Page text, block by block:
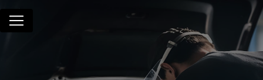
Panneau de gestion des cookies